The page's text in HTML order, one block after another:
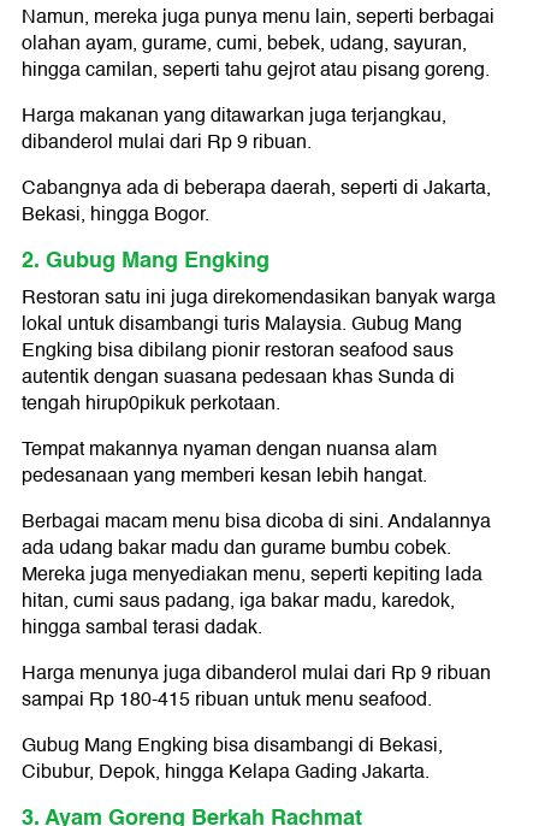
Namun, mereka juga punya menu lain, seperti berbagai
olahan ayam, gurame, cumi, bebek, udang, sayuran,
hingga camilan, seperti tahu gejrot atau pisang goreng.
Harga makanan yang ditawarkan juga terjangkau,
dibanderol mulai dari Rp 9 ribuan.
Cabangnya ada di beberapa daerah, seperti di Jakarta,
Bekasi, hingga Bogor.
2. Gubug Mang Engking
Restoran satu ini juga direkomendasikan banyak warga
lokal untuk disambangi turis Malaysia. Gubug Mang
Engking bisa dibilang pionir restoran seafood saus
autentik dengan suasana pedesaan khas Sunda di
tengah hirup0pikuk perkotaan.
Tempat makannya nyaman dengan nuansa alam
pedesanaan yang memberi kesan lebih hangat.
Berbagai macam menu bisa dicoba di sini. Andalannya
ada udang bakar madu dan gurame bumbu cobek.
Mereka juga menyediakan menu, seperti kepiting lada
hitan, cumi saus padang, iga bakar madu, karedok,
hingga sambal terasi dadak.
Harga menunya juga dibanderol mulai dari Rp 9 ribuan
sampai Rp 180-415 ribuan untuk menu seafood.
Gubug Mang Engking bisa disambangi di Bekasi,
Cibubur, Depok, hingga Kelapa Gading Jakarta.
3. Ayam Goreng Berkah Rachmat